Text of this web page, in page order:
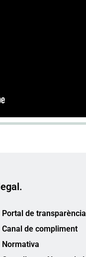
legal.
Portal de transparència
Canal de compliment
Normativa